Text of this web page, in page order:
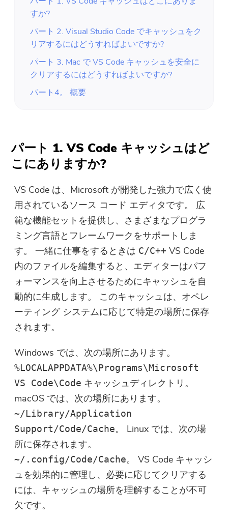
すか?
パート 2. Visual Studio Code でキャッシュをク
リアするにはどうすればよいですか?
パート 3. Mac で VS Code キャッシュを安全に
クリアするにはどうすればよいですか?
パート4。 概要
パート 1. VS Code キャッシュはど
こにありますか?
VS Code は、Microsoft が開発した強力で広く使
用されているソース コード エディタです。 広
範な機能セットを提供し、さまざまなプログラ
ミング言語とフレームワークをサポートしま
す。 一緒に仕事をするときは C/C++ VS Code
内のファイルを編集すると、エディターはパフ
ォーマンスを向上させるためにキャッシュを自
動的に生成します。 このキャッシュは、オペレ
ーティング システムに応じて特定の場所に保存
されます。
Windows では、次の場所にあります。
%LOCALAPPDATA%\Programs\Microsoft
VS Code\Code キャッシュディレクトリ。
macOS では、次の場所にあります。
~/Library/Application
Support/Code/Cache。 Linux では、次の場
所に保存されます。
~/.config/Code/Cache。 VS Code キャッシ
ュを効果的に管理し、必要に応じてクリアする
には、キャッシュの場所を理解することが不可
欠です。